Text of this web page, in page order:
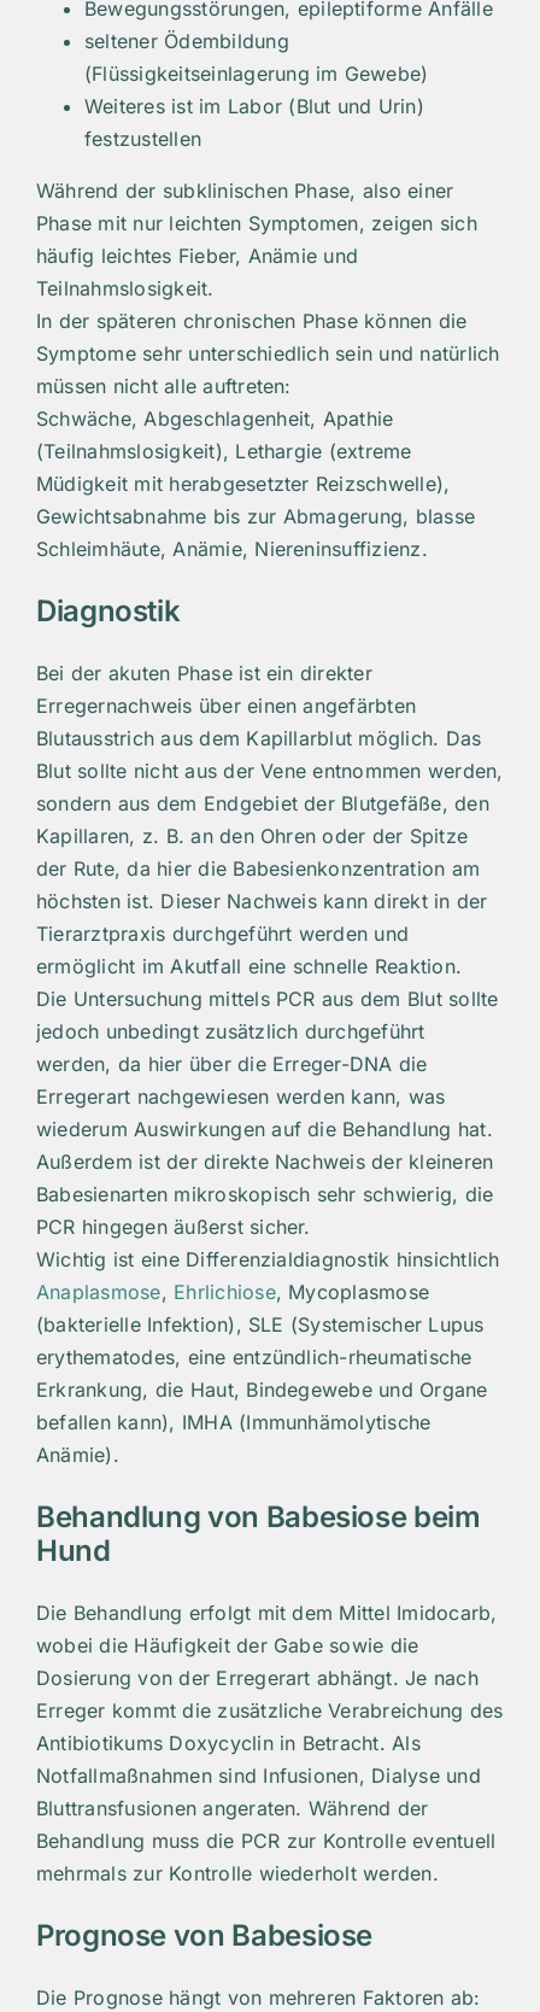
Bewegungsstörungen, epileptiforme Anfälle
seltener Ödembildung
(Flüssigkeitseinlagerung im Gewebe)
Weiteres ist im Labor (Blut und Urin)
festzustellen
Während der subklinischen Phase, also einer
Phase mit nur leichten Symptomen, zeigen sich
häufig leichtes Fieber, Anämie und
Teilnahmslosigkeit.
In der späteren chronischen Phase können die
Symptome sehr unterschiedlich sein und natürlich
müssen nicht alle auftreten:
Schwäche, Abgeschlagenheit, Apathie
(Teilnahmslosigkeit), Lethargie (extreme
Müdigkeit mit herabgesetzter Reizschwelle),
Gewichtsabnahme bis zur Abmagerung, blasse
Schleimhäute, Anämie, Niereninsuffizienz.
Diagnostik
Bei der akuten Phase ist ein direkter
Erregernachweis über einen angefärbten
Blutausstrich aus dem Kapillarblut möglich. Das
Blut sollte nicht aus der Vene entnommen werden,
sondern aus dem Endgebiet der Blutgefäße, den
Kapillaren, z. B. an den Ohren oder der Spitze
der Rute, da hier die Babesienkonzentration am
höchsten ist. Dieser Nachweis kann direkt in der
Tierarztpraxis durchgeführt werden und
ermöglicht im Akutfall eine schnelle Reaktion.
Die Untersuchung mittels PCR aus dem Blut sollte
jedoch unbedingt zusätzlich durchgeführt
werden, da hier über die Erreger-DNA die
Erregerart nachgewiesen werden kann, was
wiederum Auswirkungen auf die Behandlung hat.
Außerdem ist der direkte Nachweis der kleineren
Babesienarten mikroskopisch sehr schwierig, die
PCR hingegen äußerst sicher.
Wichtig ist eine Differenzialdiagnostik hinsichtlich
Anaplasmose, Ehrlichiose, Mycoplasmose
(bakterielle Infektion), SLE (Systemischer Lupus
erythematodes, eine entzündlich-rheumatische
Erkrankung, die Haut, Bindegewebe und Organe
befallen kann), IMHA (Immunhämolytische
Anämie).
Behandlung von Babesiose beim
Hund
Die Behandlung erfolgt mit dem Mittel Imidocarb,
wobei die Häufigkeit der Gabe sowie die
Dosierung von der Erregerart abhängt. Je nach
Erreger kommt die zusätzliche Verabreichung des
Antibiotikums Doxycyclin in Betracht. Als
Notfallmaßnahmen sind Infusionen, Dialyse und
Bluttransfusionen angeraten. Während der
Behandlung muss die PCR zur Kontrolle eventuell
mehrmals zur Kontrolle wiederholt werden. ​
Prognose von Babesiose
Die Prognose hängt von mehreren Faktoren ab: